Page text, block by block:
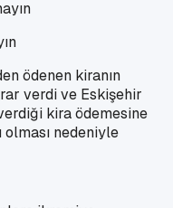
ödenen kiranın
verdi ve Eskişehir
kira ödemesine
olması nedeniyle